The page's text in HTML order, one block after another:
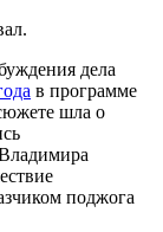
дела
в программе
шла о
поджога